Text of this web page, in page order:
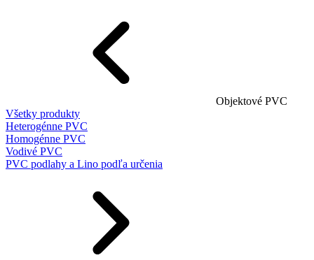
Objektové PVC
Všetky produkty
Heterogénne PVC
Homogénne PVC
Vodivé PVC
PVC podlahy a Lino podľa určenia